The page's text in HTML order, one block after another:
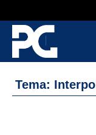
Tema: Interpol